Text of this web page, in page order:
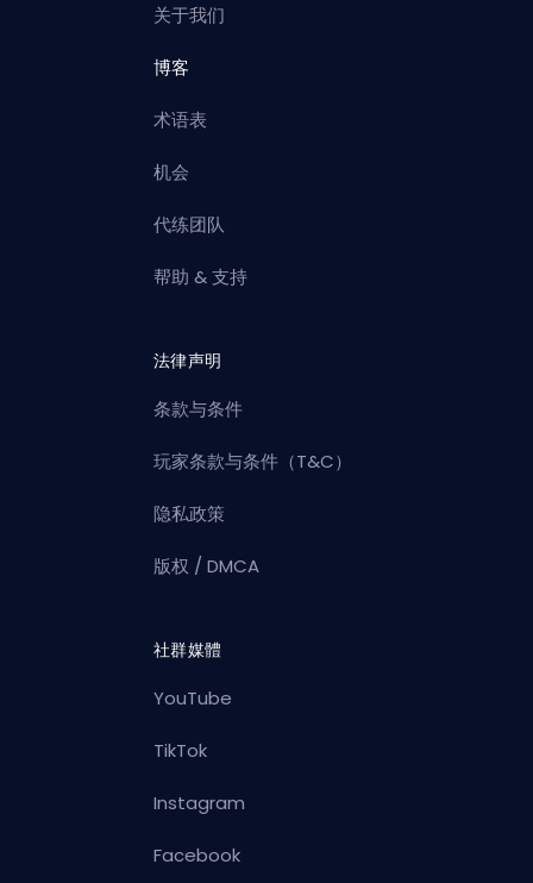
关于我们
博客
术语表
机会
代练团队
帮助 & 支持
法律声明
条款与条件
玩家条款与条件（T&C）
隐私政策
版权 / DMCA
社群媒體
YouTube
TikTok
Instagram
Facebook